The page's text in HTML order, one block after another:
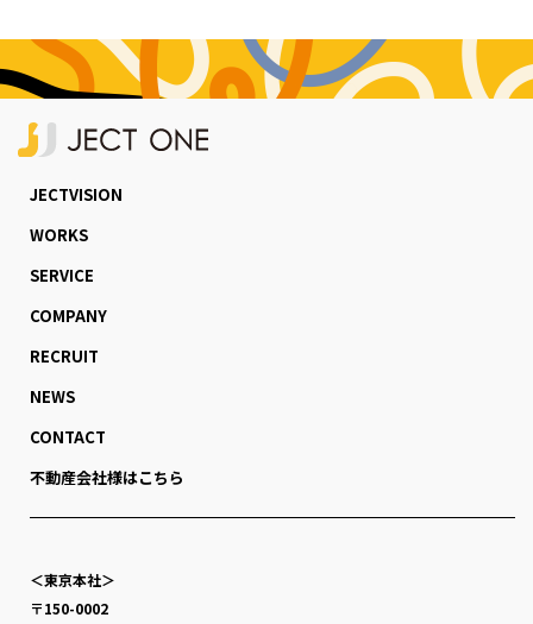
JECTVISION
WORKS
SERVICE
COMPANY
RECRUIT
NEWS
CONTACT
不動産会社様はこちら
＜東京本社＞
〒150-0002